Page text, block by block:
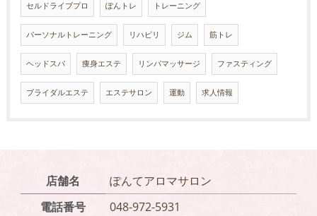
セルドライブプロ ぽんトレ トレーニング
パーソナルトレーニング リハビリ ジム 筋トレ
ヘッドスパ 痩身エステ リンパマッサージ ファスティング
ブライダルエステ エステサロン 運動 求人情報
店舗名
ぽんてアロマサロン
電話番号
048-972-5931